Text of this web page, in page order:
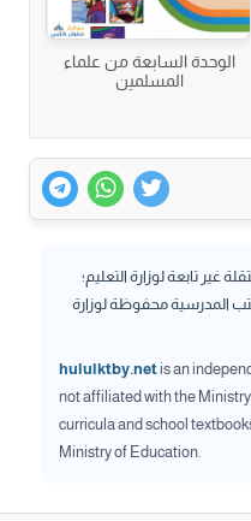
الوحدة السابعة من علماء
المسلمين
غير تابعة لوزارة التعليم؛
المدرسية محفوظة لوزارة
hululktby.netis an
not affiliated with the
curricula and school
Ministry of Education.